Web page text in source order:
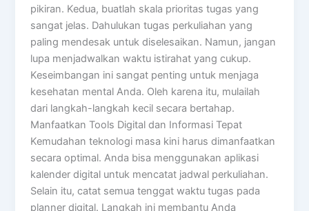
pikiran. Kedua, buatlah skala prioritas tugas yang
sangat jelas. Dahulukan tugas perkuliahan yang
paling mendesak untuk diselesaikan. Namun, jangan
lupa menjadwalkan waktu istirahat yang cukup.
Keseimbangan ini sangat penting untuk menjaga
kesehatan mental Anda. Oleh karena itu, mulailah
dari langkah-langkah kecil secara bertahap.
Manfaatkan Tools Digital dan Informasi Tepat
Kemudahan teknologi masa kini harus dimanfaatkan
secara optimal. Anda bisa menggunakan aplikasi
kalender digital untuk mencatat jadwal perkuliahan.
Selain itu, catat semua tenggat waktu tugas pada
planner digital. Langkah ini membantu Anda